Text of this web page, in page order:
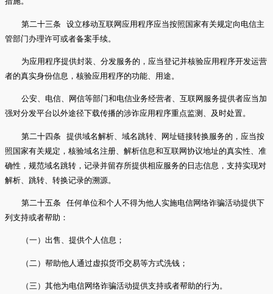
第二十三条 设立移动互联网应用程序应当按照国家有关规定向电信主
管部门办理许可或者备案手续。
为应用程序提供封装、分发服务的，应当登记并核验应用程序开发运营
者的真实身份信息，核验应用程序的功能、用途。
公安、电信、网信等部门和电信业务经营者、互联网服务提供者应当加
强对分发平台以外途径下载传播的涉诈应用程序重点监测、及时处置。
第二十四条 提供域名解析、域名跳转、网址链接转换服务的，应当按
照国家有关规定，核验域名注册、解析信息和互联网协议地址的真实性、准
确性，规范域名跳转，记录并留存所提供相应服务的日志信息，支持实现对
解析、跳转、转换记录的溯源。
第二十五条 任何单位和个人不得为他人实施电信网络诈骗活动提供下
列支持或者帮助：
（一）出售、提供个人信息；
（二）帮助他人通过虚拟货币交易等方式洗钱；
（三）其他为电信网络诈骗活动提供支持或者帮助的行为。